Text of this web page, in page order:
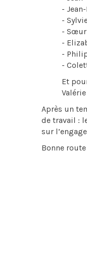
-
-
- Sœur
-
-
-
Et
Après un
de travail :
sur
Bonne